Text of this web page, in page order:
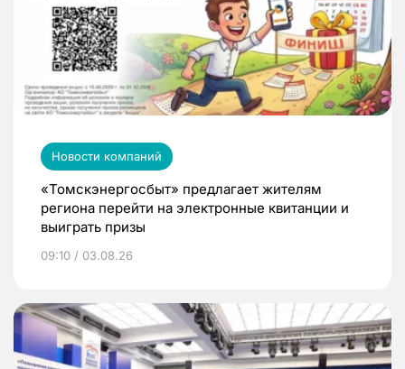
Новости компаний
«Томскэнергосбыт» предлагает жителям
региона перейти на электронные квитанции и
выиграть призы
09:10 / 03.08.26